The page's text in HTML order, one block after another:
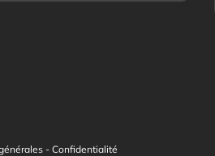
- Confidentialité